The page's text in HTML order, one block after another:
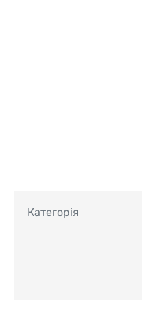
Категорія